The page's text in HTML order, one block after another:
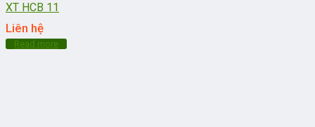
XT HCB 11
Liên hệ
Read more